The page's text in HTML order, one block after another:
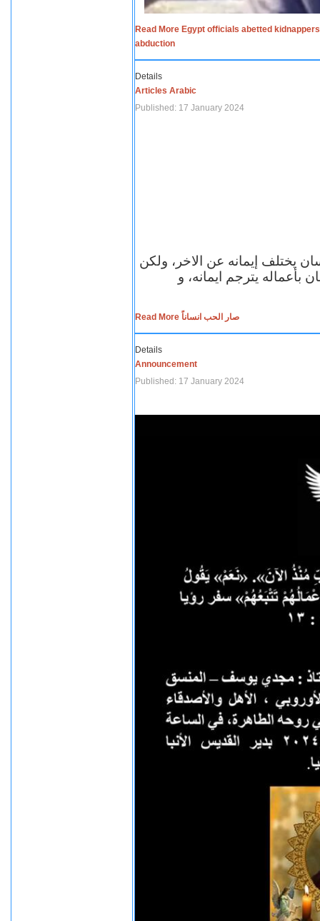
Read More Egypt officials abetted
abduction
Details
Articles Arabic
Published: 17 January 2024
يختلف إيمانه عن الاخر، ولكن
بأعماله يترجم ايمانه، و
Read More صار الحب انساناً
Details
Announcement
Published: 17 January 2024